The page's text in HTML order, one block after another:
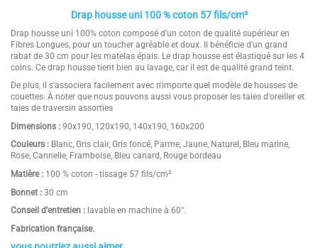
Drap housse uni 100 % coton 57 fils/cm²
Drap housse uni 100% coton composé d'un coton de qualité supérieur en
Fibres Longues, pour un toucher agréable et doux. Il bénéficie d'un grand
rabat de 30 cm pour les matelas épais. Le drap housse est élastiqué sur les 4
coins. Ce drap housse tient bien au lavage, car il est de qualité grand teint.
De plus, il s'associera facilement avec n'importe quel modèle de housses de
couettes. À noter que nous pouvons aussi vous proposer les taies d'oreiller et
taies de traversin assorties
Dimensions : 90x190, 120x190, 140x190, 160x200
Couleurs : Blanc, Gris clair, Gris foncé, Parme, Jaune, Naturel, Bleu marine,
Rose, Cannelle, Framboise, Bleu canard, Rouge bordeau
Matière : 100 % coton - tissage 57 fils/cm²
Bonnet : 30 cm
Conseil d'entretien : lavable en machine à 60°.
Fabrication française.